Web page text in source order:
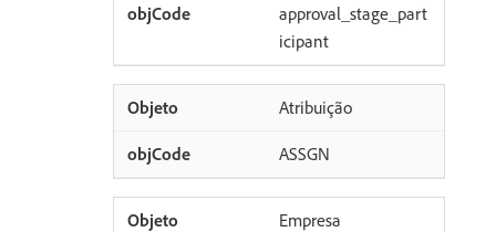
approval_stage_part
icipant
Atribuição
ASSGN
Empresa